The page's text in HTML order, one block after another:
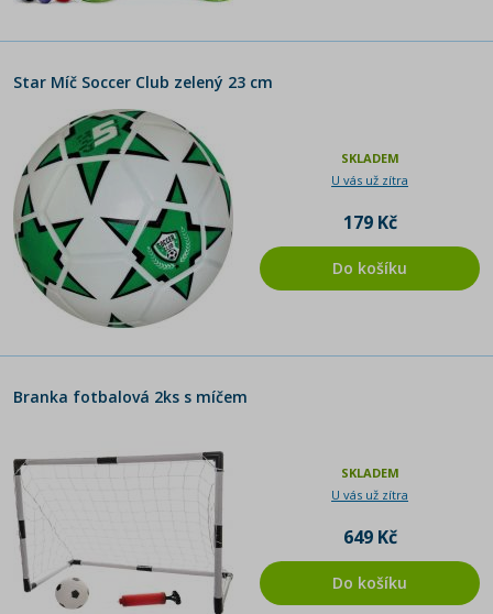
Star Míč Soccer Club zelený 23 cm
SKLADEM
U vás už zítra
179 Kč
Do košíku
Branka fotbalová 2ks s míčem
SKLADEM
U vás už zítra
649 Kč
Do košíku